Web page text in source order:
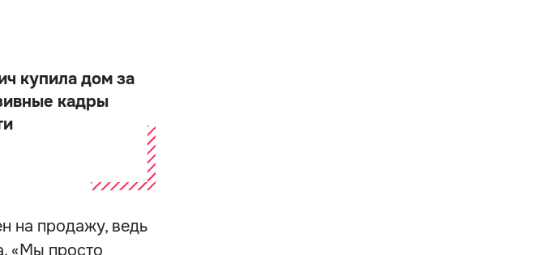
купила дом за
кадры
на продажу, ведь
«Мы просто